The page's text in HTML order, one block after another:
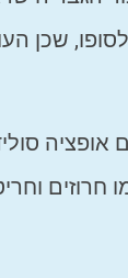
שכן
אופציה